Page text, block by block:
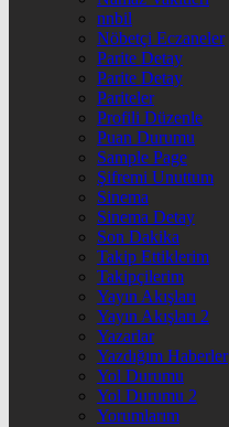
nnbil
Nöbetçi Eczaneler
Parite Detay
Parite Detay
Pariteler
Profili Düzenle
Puan Durumu
Sample Page
Şifremi Unuttum
Sinema
Sinema Detay
Son Dakika
Takip Ettiklerim
Takipçilerim
Yayın Akışları
Yayın Akışları 2
Yazarlar
Yazdığım Haberler
Yol Durumu
Yol Durumu 2
Yorumlarım